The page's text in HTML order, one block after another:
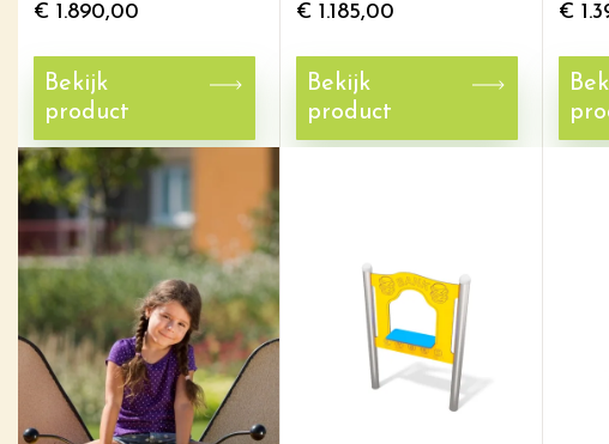
€ 1.890,00
Bekijk
product
€ 1.185,00
Bekijk
product
€